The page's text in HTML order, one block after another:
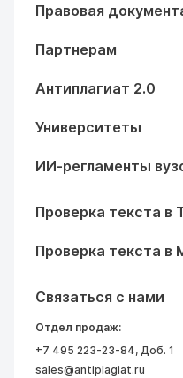
Правовая
Партнерам
Антиплагиат 2.0
Университеты
ИИ-регламенты
Проверка текста в
Проверка текста в
Связаться с нами
Отдел продаж:
+7 495 223-23-84, Доб. 1
sales@antiplagiat.ru